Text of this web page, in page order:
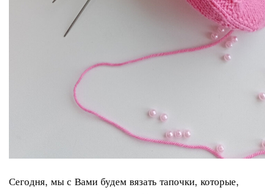
Сегодня, мы с Вами будем вязать тапочки, которые,